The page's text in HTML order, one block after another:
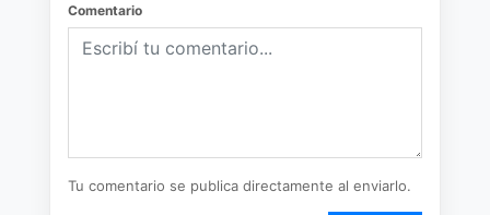
Comentario
Tu comentario se publica directamente al enviarlo.